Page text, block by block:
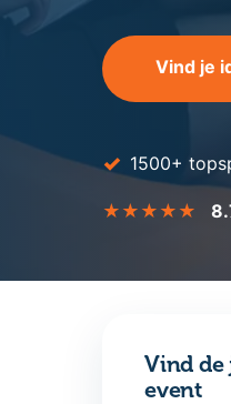
Vind je
✓ 1500+
★★★★★
Vind de
event